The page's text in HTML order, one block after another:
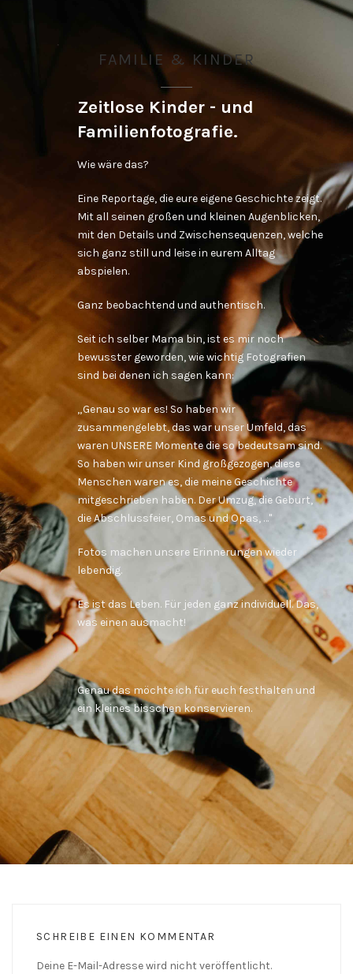
FAMILIE & KINDER
Zeitlose Kinder - und
Familienfotografie.
Wie wäre das?
Eine Reportage, die eure eigene Geschichte zeigt.
Mit all seinen großen und kleinen Augenblicken,
mit den Details und Zwischensequenzen, welche
sich ganz still und leise in eurem Alltag
abspielen.
Ganz beobachtend und authentisch.
Seit ich selber Mama bin, ist es mir noch
bewusster geworden, wie wichtig Fotografien
sind bei denen ich sagen kann:
„Genau so war es! So haben wir
zusammengelebt, das war unser Umfeld, das
waren UNSERE Momente die so bedeutsam sind.
So haben wir unser Kind großgezogen, diese
Menschen waren es, die meine Geschichte
mitgeschrieben haben. Der Umzug, die Geburt,
die Abschlussfeier, Omas und Opas, …"
Fotos machen unsere Erinnerungen wieder
lebendig.
Es ist das Leben. Für jeden ganz individuell.Das,
was einen ausmacht!
Genau das möchte ich für euch festhalten und
ein kleines bisschen konservieren.
SCHREIBE EINEN KOMMENTAR
Deine E-Mail-Adresse wird nicht veröffentlicht.